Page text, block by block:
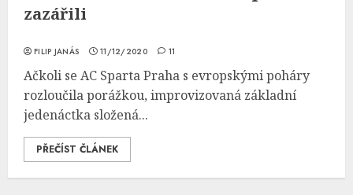
zazářili
FILIP JANÁS 11/12/2020 11
Ačkoli se AC Sparta Praha s evropskými poháry
rozloučila porážkou, improvizovaná základní
jedenáctka složená...
PŘEČÍST ČLÁNEK